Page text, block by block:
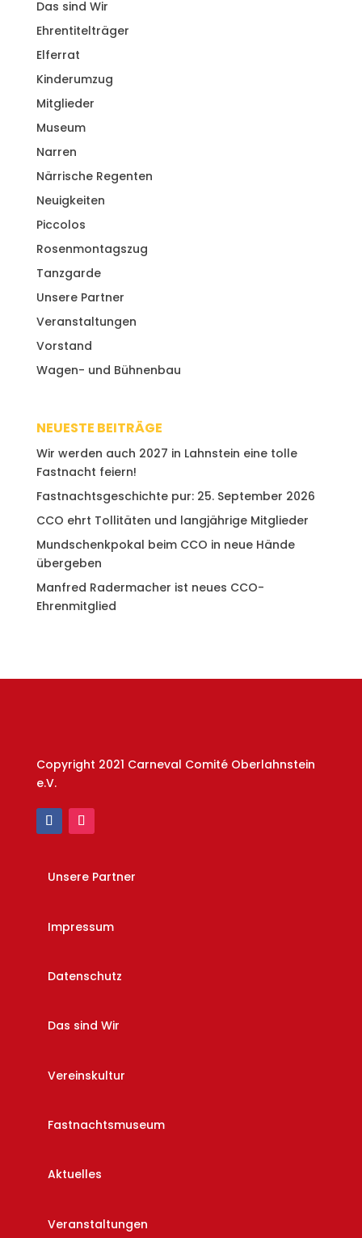
Das sind Wir
Ehrentitelträger
Elferrat
Kinderumzug
Mitglieder
Museum
Narren
Närrische Regenten
Neuigkeiten
Piccolos
Rosenmontagszug
Tanzgarde
Unsere Partner
Veranstaltungen
Vorstand
Wagen- und Bühnenbau
NEUESTE BEITRÄGE
Wir werden auch 2027 in Lahnstein eine tolle
Fastnacht feiern!
Fastnachtsgeschichte pur: 25. September 2026
CCO ehrt Tollitäten und langjährige Mitglieder
Mundschenkpokal beim CCO in neue Hände
übergeben
Manfred Radermacher ist neues CCO-
Ehrenmitglied
Copyright 2021 Carneval Comité Oberlahnstein
e.V.
Unsere Partner
Impressum
Datenschutz
Das sind Wir
Vereinskultur
Fastnachtsmuseum
Aktuelles
Veranstaltungen